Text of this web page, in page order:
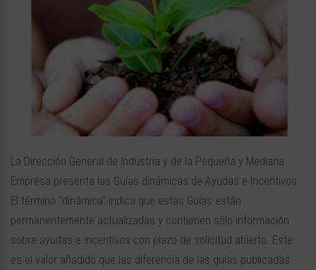
​​La Dirección General de Industria y de la Pequeña y Mediana
Empresa presenta las Guías dinámicas de Ayudas e Incentivos.
El término “dinámica” indica que estas Guías están
permanentemente actualizadas y contienen sólo información
sobre ayudas e incentivos con plazo de solicitud abierto. Este
es el valor añadido que las diferencia de las guías publicadas